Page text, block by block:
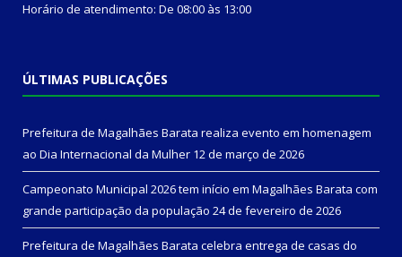
Horário de atendimento: De 08:00 às 13:00
ÚLTIMAS PUBLICAÇÕES
Prefeitura de Magalhães Barata realiza evento em homenagem
ao Dia Internacional da Mulher 12 de março de 2026
Campeonato Municipal 2026 tem início em Magalhães Barata com
grande participação da população 24 de fevereiro de 2026
Prefeitura de Magalhães Barata celebra entrega de casas do